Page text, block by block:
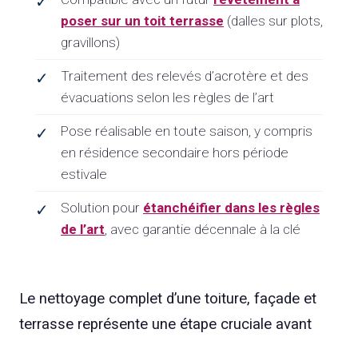
poser sur un toit terrasse (dalles sur plots,
gravillons)
✓
Traitement des relevés d’acrotère et des
évacuations selon les règles de l’art
✓
Pose réalisable en toute saison, y compris
en résidence secondaire hors période
estivale
✓ Solution pour étanchéifier dans les règles
de l’art, avec garantie décennale à la clé
Le nettoyage complet d’une toiture, façade et
terrasse représente une étape cruciale avant